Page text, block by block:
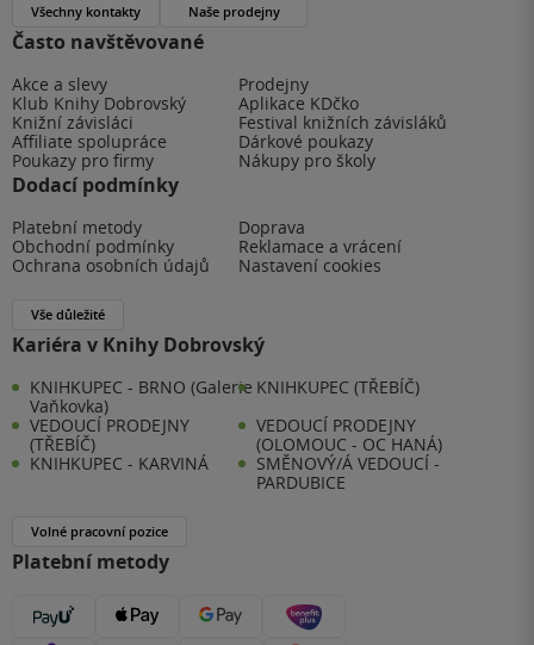
Často navštěvované
Akce a slevy
Prodejny
Klub Knihy Dobrovský
Aplikace KDčko
Knižní závisláci
Festival knižních závisláků
Affiliate spolupráce
Dárkové poukazy
Poukazy pro firmy
Nákupy pro školy
Dodací podmínky
Platební metody
Doprava
Obchodní podmínky
Reklamace a vrácení
Ochrana osobních údajů
Nastavení cookies
Vše důležité
Kariéra v Knihy Dobrovský
KNIHKUPEC - BRNO (Galerie
Vaňkovka)
KNIHKUPEC (TŘEBÍČ)
VEDOUCÍ PRODEJNY
(TŘEBÍČ)
VEDOUCÍ PRODEJNY
(OLOMOUC - OC HANÁ)
KNIHKUPEC - KARVINÁ
SMĚNOVÝ/Á VEDOUCÍ -
PARDUBICE
Volné pracovní pozice
Platební metody
Všechny kontakty Naše prodejny